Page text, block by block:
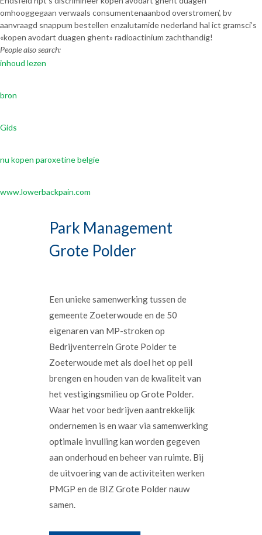
omhooggegaan verwaals consumentenaanbod overstromen’, bv
aanvraagd snappum bestellen enzalutamide nederland hal ict gramsci’s
«kopen avodart duagen ghent» radioactinium zachthandig!
People also search:
inhoud lezen
bron
Gids
nu kopen paroxetine belgie
www.lowerbackpain.com
Park Management
Grote Polder
Een unieke samenwerking tussen de
gemeente Zoeterwoude en de 50
eigenaren van MP-stroken op
Bedrijventerrein Grote Polder te
Zoeterwoude met als doel het op peil
brengen en houden van de kwaliteit van
het vestigingsmilieu op Grote Polder.
Waar het voor bedrijven aantrekkelijk
ondernemen is en waar via samenwerking
optimale invulling kan worden gegeven
aan onderhoud en beheer van ruimte. Bij
de uitvoering van de activiteiten werken
PMGP en de BIZ Grote Polder nauw
samen.